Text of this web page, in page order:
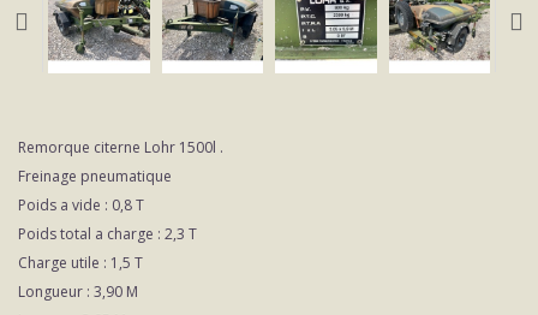
CITERNE
LOHR
1500L
Remorque citerne Lohr 1500l .
Freinage pneumatique
Poids a vide : 0,8 T
Poids total a charge : 2,3 T
Charge utile : 1,5 T
Longueur : 3,90 M